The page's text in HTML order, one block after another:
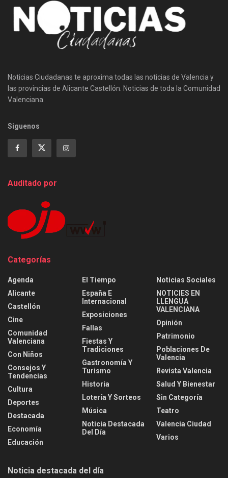
Noticias Ciudadanas te aproxima todas las noticias de Valencia y
las provincias de Alicante Castellón. Noticias de toda la Comunidad
Valenciana.
Siguenos
Auditado por
Categorías
Agenda
Alicante
Castellón
Cine
Comunidad
Valenciana
Con Niños
Consejos Y
Tendencias
Cultura
Deportes
Destacada
Economía
Educación
El Tiempo
España E
Internacional
Exposiciones
Fallas
Fiestas Y
Tradiciones
Gastronomía Y
Turismo
Historia
Lotería Y Sorteos
Música
Noticia Destacada
Del Día
Noticias Sociales
NOTICIES EN
LLENGUA
VALENCIANA
Opinión
Patrimonio
Poblaciones De
Valencia
Revista Valencia
Salud Y Bienestar
Sin Categoría
Teatro
Valencia Ciudad
Varios
Noticia destacada del día